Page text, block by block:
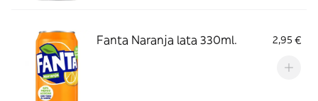
Fanta Naranja lata 330ml. 2,95 €